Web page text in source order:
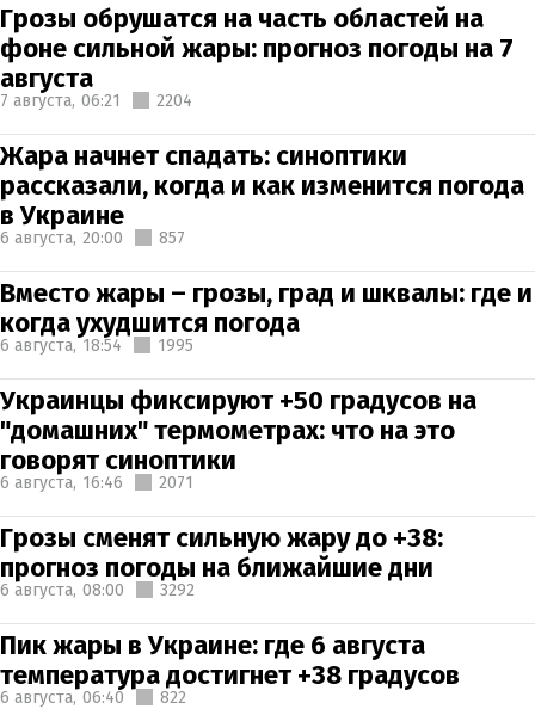
Грозы обрушатся на часть областей на
фоне сильной жары: прогноз погоды на 7
августа
7 августа, 06:21 2204
Жара начнет спадать: синоптики
рассказали, когда и как изменится погода
в Украине
6 августа, 20:00 857
Вместо жары – грозы, град и шквалы: где и
когда ухудшится погода
6 августа, 18:54 1995
Украинцы фиксируют +50 градусов на
"домашних" термометрах: что на это
говорят синоптики
6 августа, 16:46 2071
Грозы сменят сильную жару до +38:
прогноз погоды на ближайшие дни
6 августа, 08:00 3292
Пик жары в Украине: где 6 августа
температура достигнет +38 градусов
6 августа, 06:40 822